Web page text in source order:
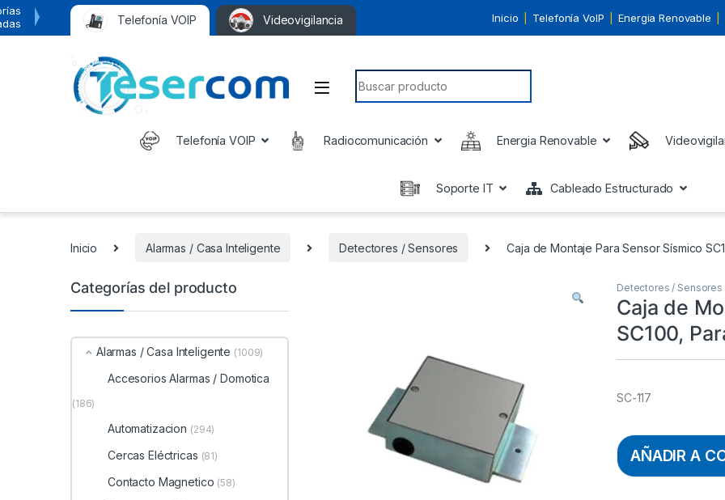
Telefonía VOIP Videovigilancia Inicio Telefonía VoIP Energia Renovable
Search for:
Telefonía VOIP Radiocomunicación Energia Renovable
Soporte IT Cableado Estructurado
Inicio Alarmas / Casa Inteligente Detectores / Sensores Caja de Montaje Para Sensor Sísmico
Detectores / Sensores
Caja de
SC100,
SC-117
AÑADIR A
Categorías del producto
Alarmas / Casa Inteligente (1009)
Accesorios Alarmas / Domotica
(186)
Automatizacion (294)
Cercas Eléctricas (81)
Contacto Magnetico (58)